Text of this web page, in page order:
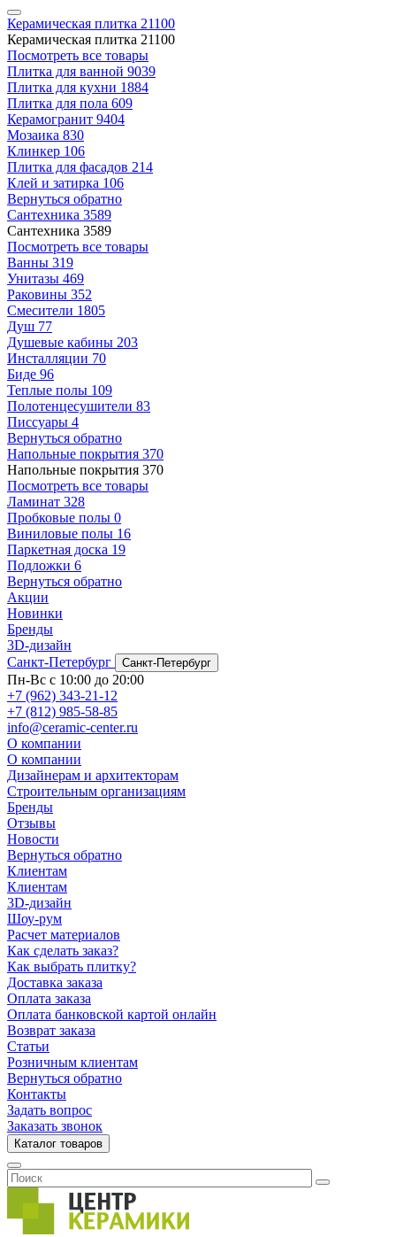
Керамическая плитка 21100
Керамическая плитка 21100
Посмотреть все товары
Плитка для ванной 9039
Плитка для кухни 1884
Плитка для пола 609
Керамогранит 9404
Мозаика 830
Клинкер 106
Плитка для фасадов 214
Клей и затирка 106
Вернуться обратно
Сантехника 3589
Сантехника 3589
Посмотреть все товары
Ванны 319
Унитазы 469
Раковины 352
Смесители 1805
Душ 77
Душевые кабины 203
Инсталляции 70
Биде 96
Теплые полы 109
Полотенцесушители 83
Писсуары 4
Вернуться обратно
Напольные покрытия 370
Напольные покрытия 370
Посмотреть все товары
Ламинат 328
Пробковые полы 0
Виниловые полы 16
Паркетная доска 19
Подложки 6
Вернуться обратно
Акции
Новинки
Бренды
3D-дизайн
Санкт-Петербург
Санкт-Петербург
Пн-Вс с 10:00 до 20:00
+7 (962) 343-21-12
+7 (812) 985-58-85
info@ceramic-center.ru
О компании
О компании
Дизайнерам и архитекторам
Строительным организациям
Бренды
Отзывы
Новости
Вернуться обратно
Клиентам
Клиентам
3D-дизайн
Шоу-рум
Расчет материалов
Как сделать заказ?
Как выбрать плитку?
Доставка заказа
Оплата заказа
Оплата банковской картой онлайн
Возврат заказа
Статьи
Розничным клиентам
Вернуться обратно
Контакты
Задать вопрос
Заказать звонок
Каталог товаров